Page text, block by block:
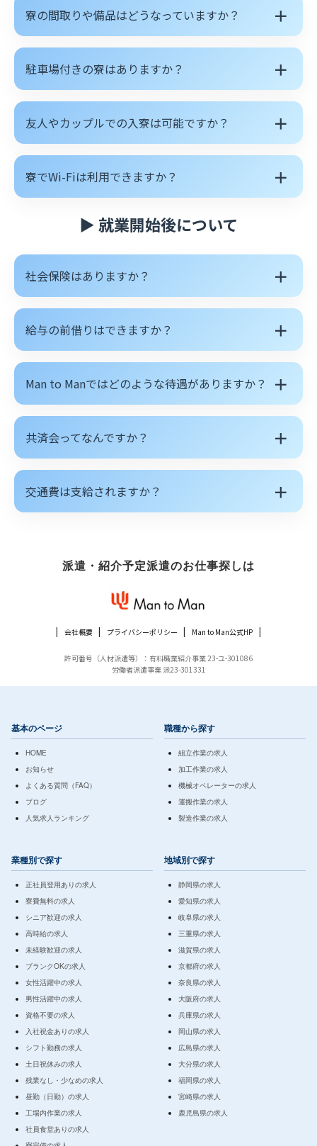
寮の間取りや備品はどうなっていますか？ ＋
駐車場付きの寮はありますか？ ＋
友人やカップルでの入寮は可能ですか？ ＋
寮でWi-Fiは利用できますか？ ＋
▶ 就業開始後について
社会保険はありますか？ ＋
給与の前借りはできますか？ ＋
Man to Manではどのような待遇がありますか？ ＋
共済会ってなんですか？ ＋
交通費は支給されますか？ ＋
派遣・紹介予定派遣のお仕事探しは
会社概要 プライバシーポリシー Man to Man公式HP
許可番号（人材派遣等）：有料職業紹介事業 23-ユ-301086
労働者派遣事業 派23-301331
基本のページ
HOME
お知らせ
よくある質問（FAQ）
ブログ
人気求人ランキング
職種から探す
組立作業の求人
加工作業の求人
機械オペレーターの求人
運搬作業の求人
製造作業の求人
業種別で探す
正社員登用ありの求人
寮費無料の求人
シニア歓迎の求人
高時給の求人
未経験歓迎の求人
ブランクOKの求人
女性活躍中の求人
男性活躍中の求人
資格不要の求人
入社祝金ありの求人
シフト勤務の求人
土日祝休みの求人
残業なし・少なめの求人
昼勤（日勤）の求人
工場内作業の求人
社員食堂ありの求人
地域別で探す
静岡県の求人
愛知県の求人
岐阜県の求人
三重県の求人
滋賀県の求人
京都府の求人
奈良県の求人
大阪府の求人
兵庫県の求人
岡山県の求人
広島県の求人
大分県の求人
福岡県の求人
宮崎県の求人
鹿児島県の求人